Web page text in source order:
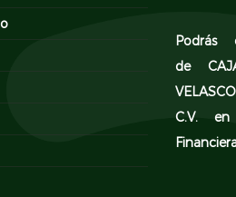
Podrás
de
C.V.